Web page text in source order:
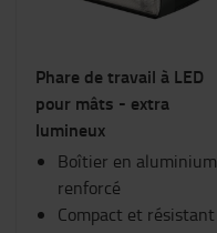
Phare de travail à LED
pour mâts - extra
lumineux
Boîtier en aluminium
renforcé
Compact et résistant